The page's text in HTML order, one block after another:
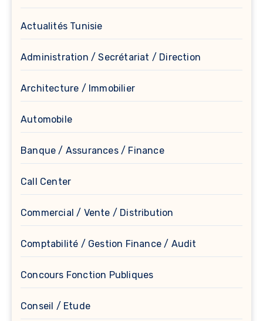
Actualités Tunisie
Administration / Secrétariat / Direction
Architecture / Immobilier
Automobile
Banque / Assurances / Finance
Call Center
Commercial / Vente / Distribution
Comptabilité / Gestion Finance / Audit
Concours Fonction Publiques
Conseil / Etude